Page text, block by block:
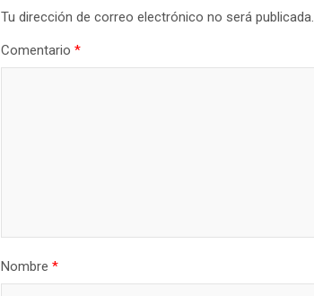
Tu dirección de correo electrónico no será publicada.
Comentario*
Nombre*